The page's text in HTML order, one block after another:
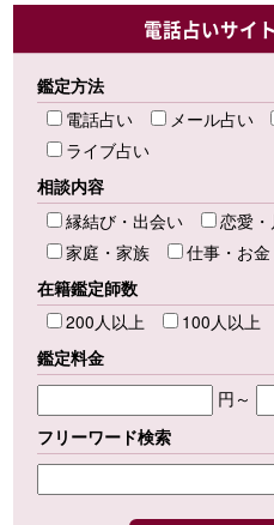
電話占いサイ
鑑定方法
電話占い
メール占い
ライブ占い
相談内容
縁結び・出会い
恋愛
家庭・家族
仕事・お金
在籍鑑定師数
200人以上
100人以上
鑑定料金
円～
フリーワード検索